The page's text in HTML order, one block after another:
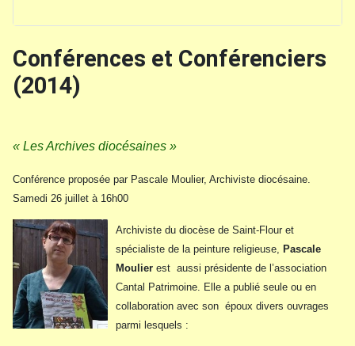
Conférences et Conférenciers
(2014)
« Les Archives diocésaines »
Conférence proposée par Pascale Moulier, Archiviste diocésaine.
Samedi 26 juillet à 16h00
Archiviste du diocèse de Saint-Flour et
spécialiste de la peinture religieuse, Pascale
Moulier est aussi présidente de l’association
Cantal Patrimoine. Elle a publié seule ou en
collaboration avec son époux divers ouvrages
parmi lesquels :